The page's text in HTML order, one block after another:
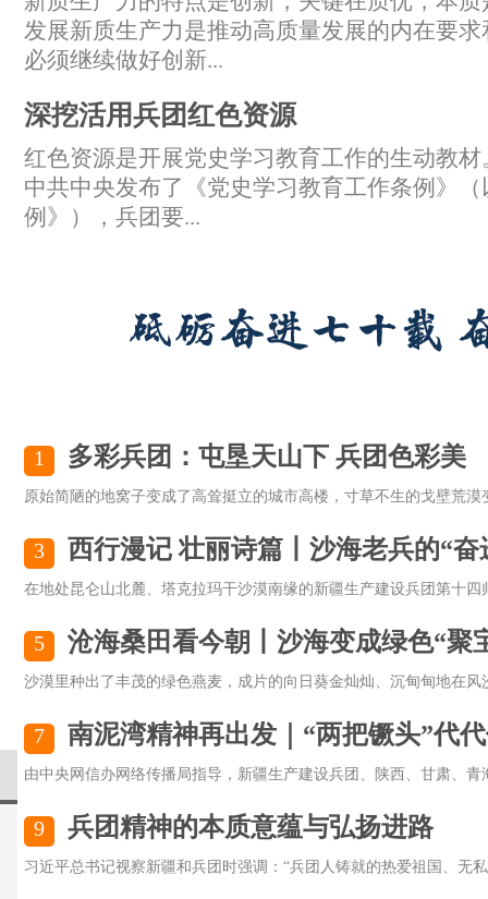
发展新质生产力是推动高质量发展的内在要
必须继续做好创新...
深挖活用兵团红色资源
红色资源是开展党史学习教育工作的生动教材
中共中央发布了《党史学习教育工作条例》
例》），兵团要...
1 多彩兵团：屯垦天山下 兵团色彩美
原始简陋的地窝子变成了高耸挺立的城市高楼，寸草不生的戈壁荒漠
3 西行漫记 壮丽诗篇丨沙海老兵的“奋
在地处昆仑山北麓、塔克拉玛干沙漠南缘的新疆生产建设兵团第十四
5 沧海桑田看今朝丨沙海变成绿色“聚
沙漠里种出了丰茂的绿色燕麦，成片的向日葵金灿灿、沉甸甸地在风
7 南泥湾精神再出发｜“两把镢头”代
由中央网信办网络传播局指导，新疆生产建设兵团、陕西、甘肃、青
9 兵团精神的本质意蕴与弘扬进路
习近平总书记视察新疆和兵团时强调：“兵团人铸就的热爱祖国、无